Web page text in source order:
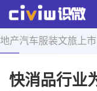
地产汽车服装文旅 上市
首页 > 舆情知识 > 正
快消品行业